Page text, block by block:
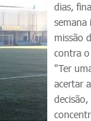
dias,
semana
missão
contra
"Ter
acertar